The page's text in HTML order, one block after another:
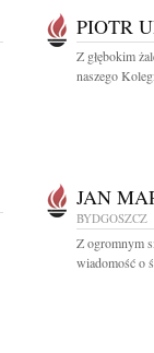
PIOTR
Z głębokim
naszego
JAN
BYDGOSZCZ
Z ogromnym
wiadomość o